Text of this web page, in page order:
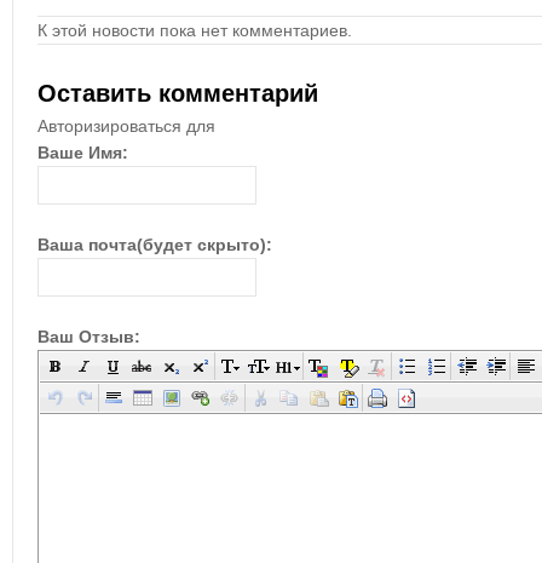
К этой новости пока нет комментариев.
Оставить комментарий
Авторизироваться для
Ваше Имя:
Ваша почта(будет скрыто):
Ваш Отзыв: